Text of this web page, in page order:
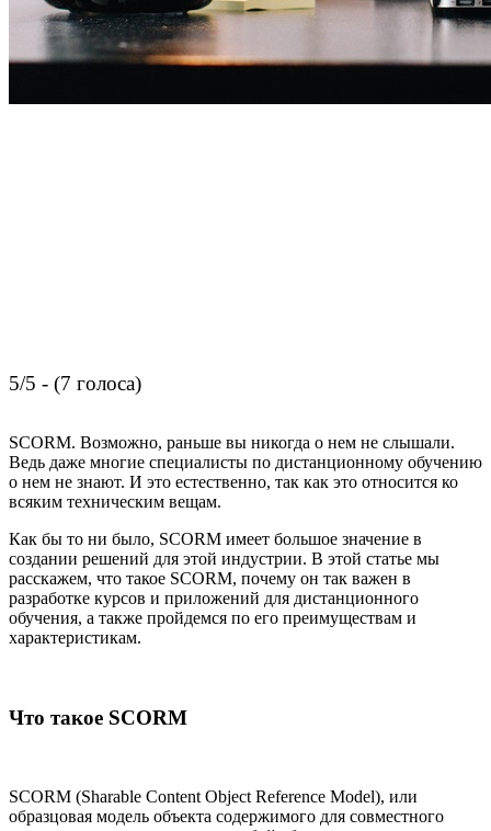
5/5 - (7 голоса)
SCORM. Возможно, раньше вы никогда о нем не слышали.
Ведь даже многие специалисты по дистанционному обучению
о нем не знают. И это естественно, так как это относится ко
всяким техническим вещам.
Как бы то ни было, SCORM имеет большое значение в
создании решений для этой индустрии. В этой статье мы
расскажем, что такое SCORM, почему он так важен в
разработке курсов и приложений для дистанционного
обучения, а также пройдемся по его преимуществам и
характеристикам.
Что такое SCORM
SCORM (Sharable Content Object Reference Model), или
образцовая модель объекта содержимого для совместного